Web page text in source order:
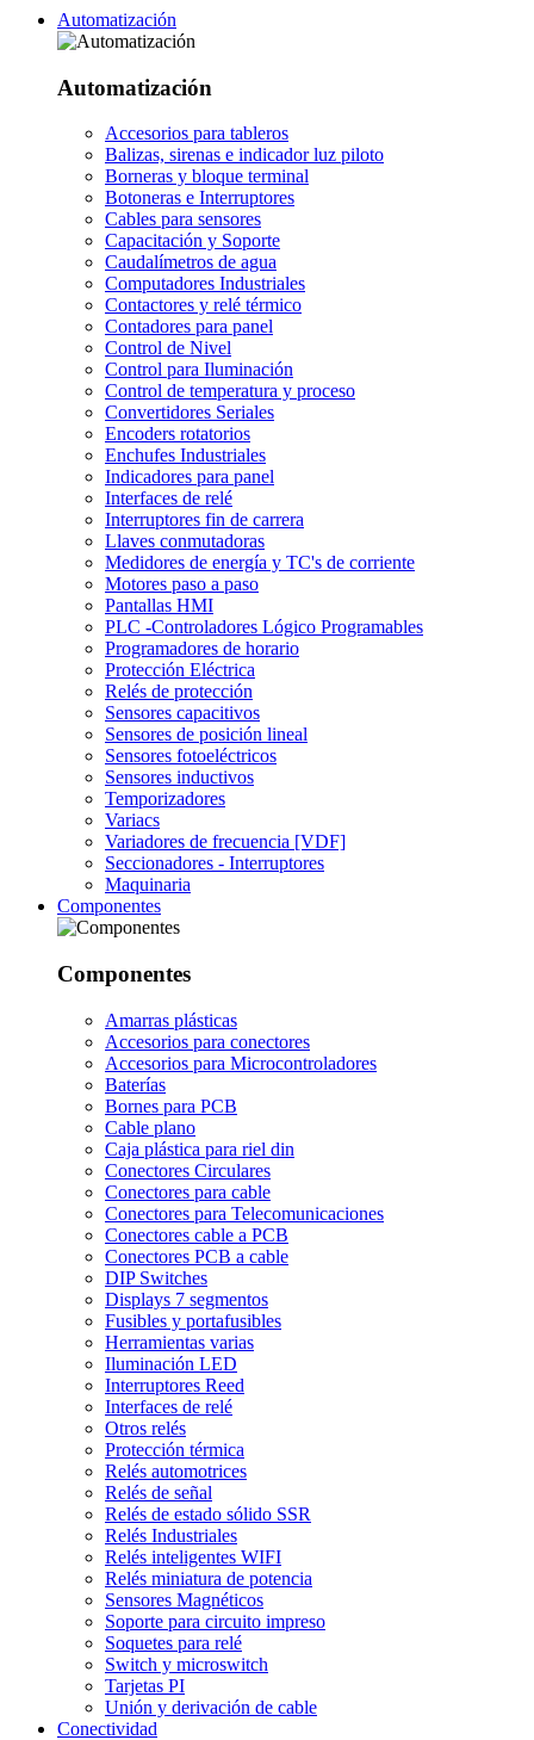
Automatización
Automatización
Accesorios para tableros
Balizas, sirenas e indicador luz piloto
Borneras y bloque terminal
Botoneras e Interruptores
Cables para sensores
Capacitación y Soporte
Caudalímetros de agua
Computadores Industriales
Contactores y relé térmico
Contadores para panel
Control de Nivel
Control para Iluminación
Control de temperatura y proceso
Convertidores Seriales
Encoders rotatorios
Enchufes Industriales
Indicadores para panel
Interfaces de relé
Interruptores fin de carrera
Llaves conmutadoras
Medidores de energía y TC's de corriente
Motores paso a paso
Pantallas HMI
PLC -Controladores Lógico Programables
Programadores de horario
Protección Eléctrica
Relés de protección
Sensores capacitivos
Sensores de posición lineal
Sensores fotoeléctricos
Sensores inductivos
Temporizadores
Variacs
Variadores de frecuencia [VDF]
Seccionadores - Interruptores
Maquinaria
Componentes
Componentes
Amarras plásticas
Accesorios para conectores
Accesorios para Microcontroladores
Baterías
Bornes para PCB
Cable plano
Caja plástica para riel din
Conectores Circulares
Conectores para cable
Conectores para Telecomunicaciones
Conectores cable a PCB
Conectores PCB a cable
DIP Switches
Displays 7 segmentos
Fusibles y portafusibles
Herramientas varias
Iluminación LED
Interruptores Reed
Interfaces de relé
Otros relés
Protección térmica
Relés automotrices
Relés de señal
Relés de estado sólido SSR
Relés Industriales
Relés inteligentes WIFI
Relés miniatura de potencia
Sensores Magnéticos
Soporte para circuito impreso
Soquetes para relé
Switch y microswitch
Tarjetas PI
Unión y derivación de cable
Conectividad